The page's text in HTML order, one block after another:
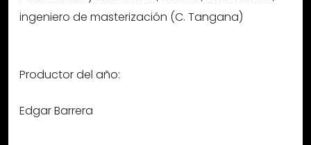
ingeniero de masterización (C. Tangana)
Productor del año:
Edgar Barrera